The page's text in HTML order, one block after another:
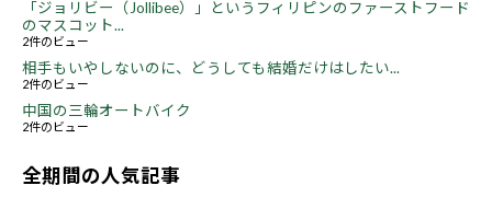
「ジョリビー（Jollibee）」というフィリピンのファーストフード
のマスコット...
2件のビュー
相手もいやしないのに、どうしても結婚だけはしたい...
2件のビュー
中国の三輪オートバイク
2件のビュー
全期間の人気記事